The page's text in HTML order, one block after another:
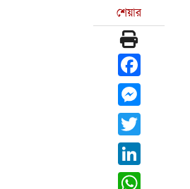
শেয়ার
Facebook
Messenger
Twitter
LinkedIn
WhatsApp